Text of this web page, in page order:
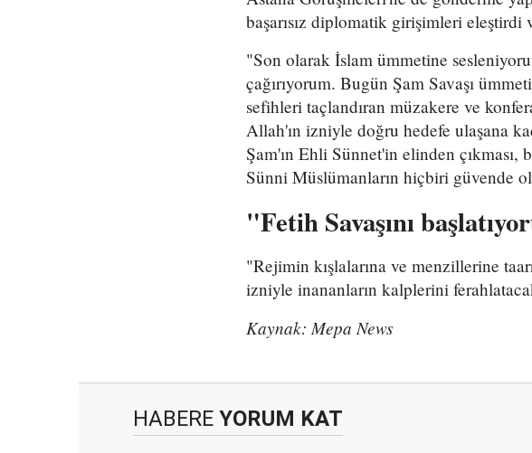
başarısız diplomatik girişimleri
"Son olarak İslam ümmetine
çağırıyorum. Bugün Şam Savaşı
sefihleri taçlandıran müzakere ve
Allah'ın izniyle doğru hedefe ulaşana
Şam'ın Ehli Sünnet'in elinden
Sünni Müslümanların hiçbiri güvende
"Fetih Savaşını
"Rejimin kışlalarına ve menzillerine
izniyle inananların kalplerini
Kaynak: Mepa News
HABERE YORUM KAT